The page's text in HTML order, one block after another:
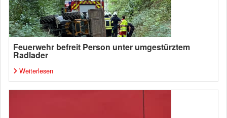
Feuerwehr befreit Person unter umgestürztem
Radlader
Weiterlesen